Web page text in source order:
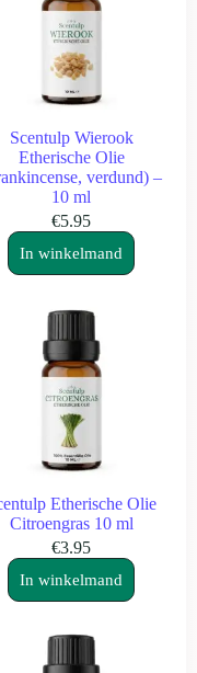
Scentulp Wierook
Etherische Olie
verdund) –
10 ml
€5.95
In winkelmand
Etherische Olie
Citroengras 10 ml
€3.95
In winkelmand